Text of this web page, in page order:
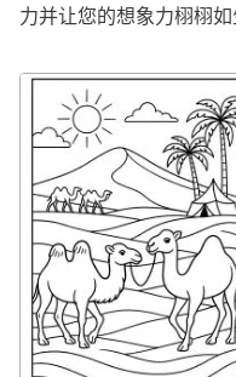
力并让您的想象力栩栩如